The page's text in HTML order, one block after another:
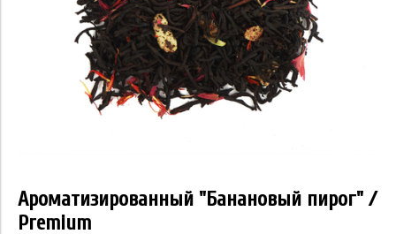
Ароматизированный "Банановый пирог" /
Premium